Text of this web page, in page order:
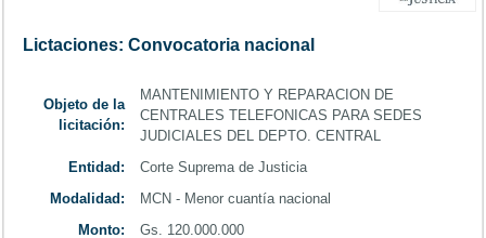
Lictaciones: Convocatoria nacional
Objeto de la
licitación:
MANTENIMIENTO Y REPARACION DE
CENTRALES TELEFONICAS PARA SEDES
JUDICIALES DEL DEPTO. CENTRAL
Entidad:
Corte Suprema de Justicia
Modalidad:
MCN - Menor cuantía nacional
Monto:
Gs. 120.000.000